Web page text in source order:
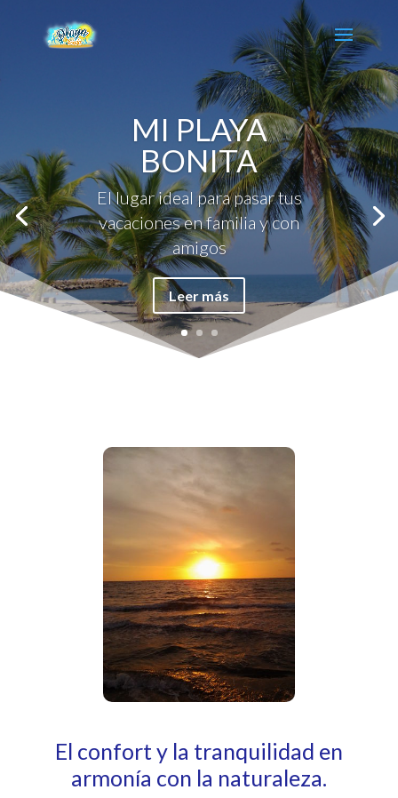
MI PLAYA
BONITA
El lugar ideal para pasar tus
vacaciones en familia y con
amigos
Leer más
El confort y la tranquilidad en
armonía con la naturaleza.